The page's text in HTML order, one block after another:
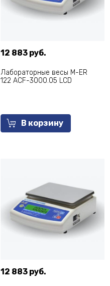
12 883 руб.
Лабораторные весы M-ER
122 ACF-3000.05 LCD
В корзину
12 883 руб.